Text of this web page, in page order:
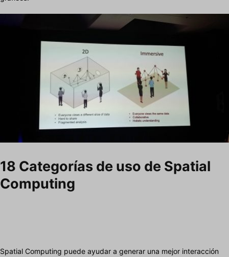
18 Categorías de uso de Spatial
Computing
Spatial Computing puede ayudar a generar una mejor interacción